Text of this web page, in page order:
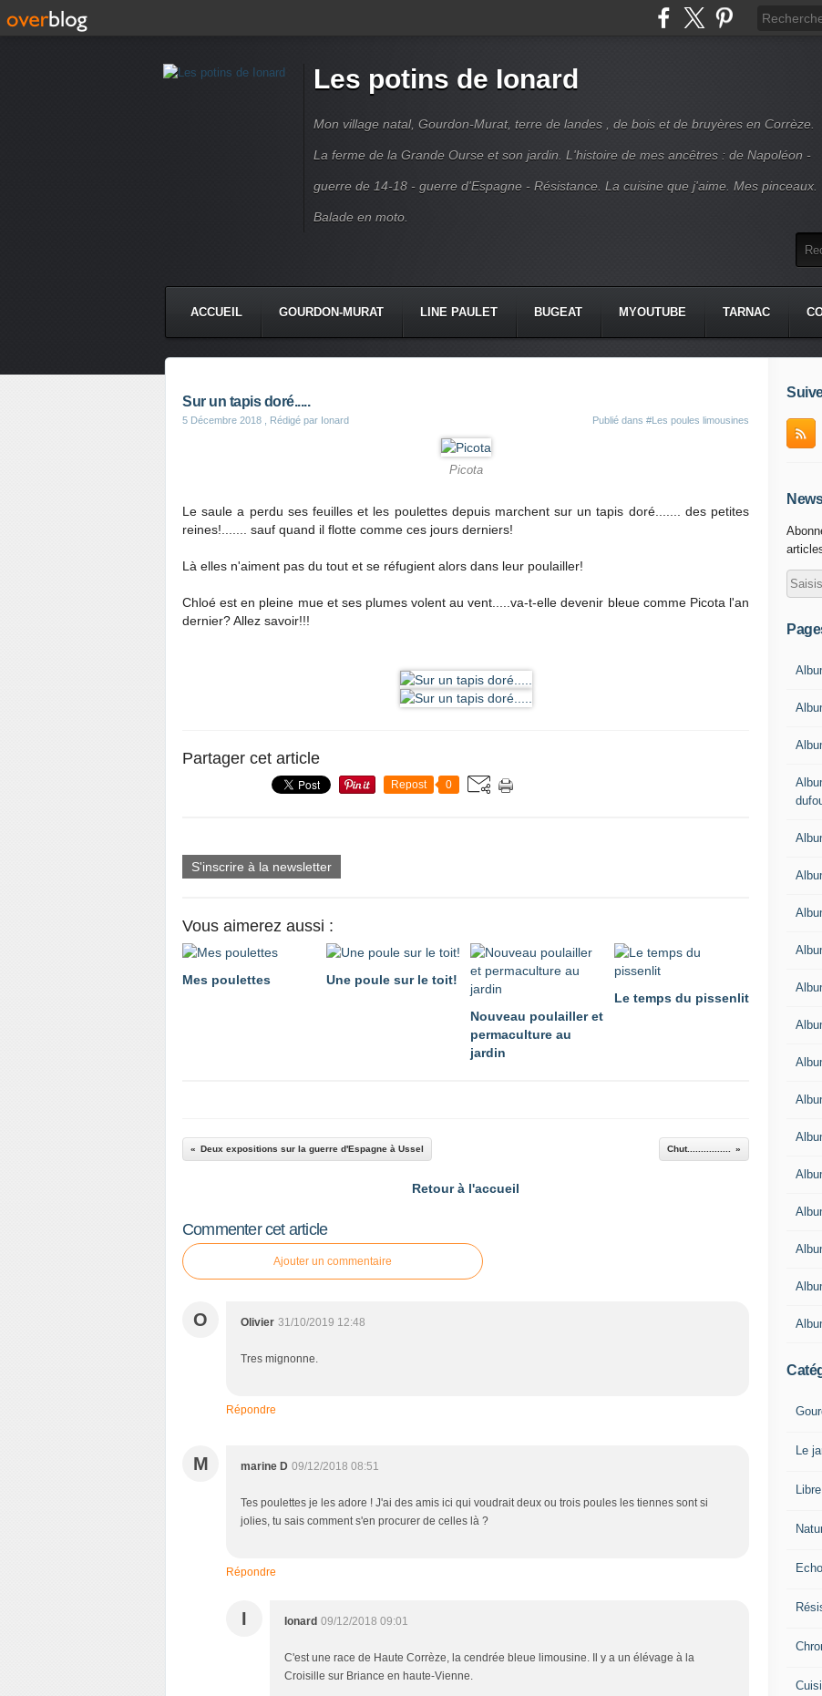
Les potins de Ionard
Mon village natal, Gourdon-Murat, terre de landes , de bois et de bruyères en Corrèze.
La ferme de la Grande Ourse et son jardin. L'histoire de mes ancêtres : de Napoléon -
guerre de 14-18 - guerre d'Espagne - Résistance. La cuisine que j'aime. Mes pinceaux.
Balade en moto.
ACCUEIL GOURDON-MURAT LINE PAULET BUGEAT MYOUTUBE TARNAC
Sur un tapis doré.....
5 Décembre 2018 , Rédigé par Ionard Publié dans #Les poules limousines
Picota
Le saule a perdu ses feuilles et les poulettes depuis marchent sur un tapis doré....... des petites
reines!....... sauf quand il flotte comme ces jours derniers!
Là elles n'aiment pas du tout et se réfugient alors dans leur poulailler!
Chloé est en pleine mue et ses plumes volent au vent.....va-t-elle devenir bleue comme Picota l'an
dernier? Allez savoir!!!
Partager cet article
Repost 0
S'inscrire à la newsletter
Vous aimerez aussi :
Mes poulettes Une poule sur le toit!
Nouveau poulailler et
permaculture au
jardin
Le temps du pissenlit
Deux expositions sur la guerre d'Espagne à Ussel Chut................
Retour à l'accueil
Commenter cet article
Ajouter un commentaire
O Olivier 31/10/2019 12:48
Tres mignonne.
Répondre
M marine D 09/12/2018 08:51
Tes poulettes je les adore ! J'ai des amis ici qui voudrait deux ou trois poules les tiennes sont si
jolies, tu sais comment s'en procurer de celles là ?
Répondre
I Ionard 09/12/2018 09:01
C'est une race de Haute Corrèze, la cendrée bleue limousine. Il y a un élévage à la
Croisille sur Briance en haute-Vienne.
Le